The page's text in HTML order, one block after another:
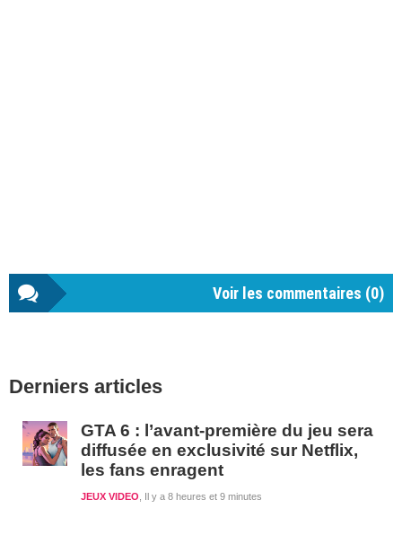
Voir les commentaires (0)
latérale
Derniers articles
GTA 6 : l’avant-première du jeu sera
diffusée en exclusivité sur Netflix,
les fans enragent
Il y a 8 heures et 9 minutes
JEUX VIDEO